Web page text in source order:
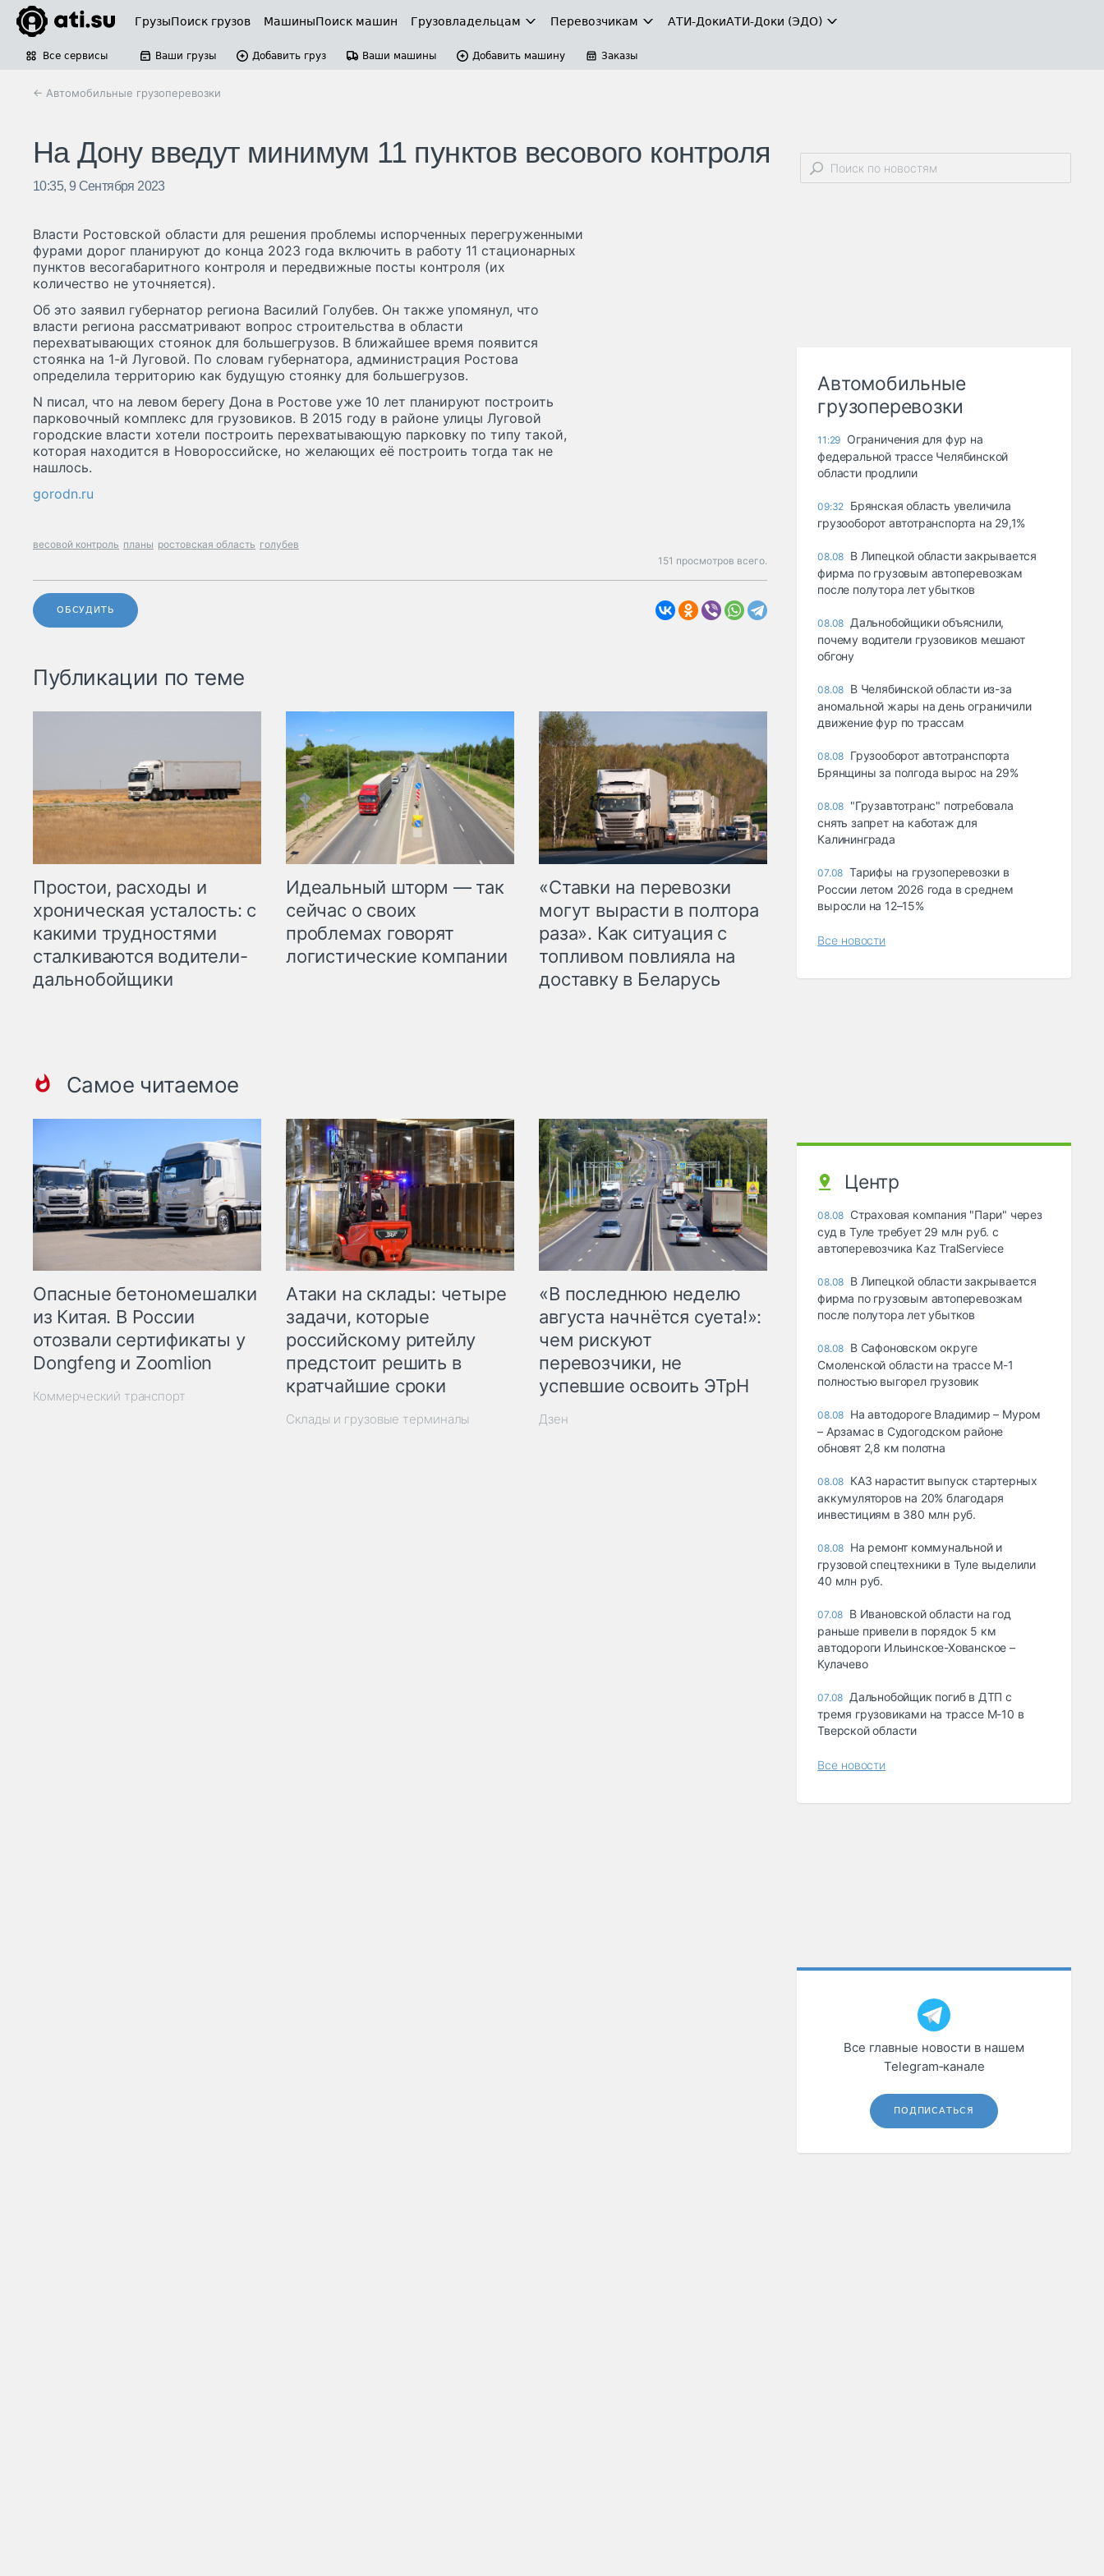
ГрузыПоиск грузов МашиныПоиск машин Грузовладельцам Перевозчикам АТИ-ДокиАТИ-Доки (ЭДО)
Все сервисы Ваши грузы Добавить груз Ваши машины Добавить машину Заказы
← Автомобильные грузоперевозки
На Дону введут минимум 11 пунктов весового контроля
10:35, 9 Сентября 2023
Власти Ростовской области для решения проблемы испорченных перегруженными
фурами дорог планируют до конца 2023 года включить в работу 11 стационарных
пунктов весогабаритного контроля и передвижные посты контроля (их
количество не уточняется).
Об это заявил губернатор региона Василий Голубев. Он также упомянул, что
власти региона рассматривают вопрос строительства в области
перехватывающих стоянок для большегрузов. В ближайшее время появится
стоянка на 1-й Луговой. По словам губернатора, администрация Ростова
определила территорию как будущую стоянку для большегрузов.
N писал, что на левом берегу Дона в Ростове уже 10 лет планируют построить
парковочный комплекс для грузовиков. В 2015 году в районе улицы Луговой
городские власти хотели построить перехватывающую парковку по типу такой,
которая находится в Новороссийске, но желающих её построить тогда так не
нашлось.
gorodn.ru
весовой контроль планы ростовская область голубев
151 просмотров всего.
ОБСУДИТЬ
Публикации по теме
Простои, расходы и
хроническая усталость: с
какими трудностями
сталкиваются водители-
дальнобойщики
Идеальный шторм — так
сейчас о своих
проблемах говорят
логистические компании
«Ставки на перевозки
могут вырасти в полтора
раза». Как ситуация с
топливом повлияла на
доставку в Беларусь
Самое читаемое
Опасные бетономешалки
из Китая. В России
отозвали сертификаты у
Dongfeng и Zoomlion
Коммерческий транспорт
Атаки на склады: четыре
задачи, которые
российскому ритейлу
предстоит решить в
кратчайшие сроки
Склады и грузовые терминалы
«В последнюю неделю
августа начнётся суета!»:
чем рискуют
перевозчики, не
успевшие освоить ЭТрН
Дзен
Автомобильные
грузоперевозки
11:29 Ограничения для фур на
федеральной трассе Челябинской
области продлили
09:32 Брянская область увеличила
грузооборот автотранспорта на 29,1%
08.08 В Липецкой области закрывается
фирма по грузовым автоперевозкам
после полутора лет убытков
08.08 Дальнобойщики объяснили,
почему водители грузовиков мешают
обгону
08.08 В Челябинской области из-за
аномальной жары на день ограничили
движение фур по трассам
08.08 Грузооборот автотранспорта
Брянщины за полгода вырос на 29%
08.08 "Грузавтотранс" потребовала
снять запрет на каботаж для
Калининграда
07.08 Тарифы на грузоперевозки в
России летом 2026 года в среднем
выросли на 12–15%
Все новости
Центр
08.08 Страховая компания "Пари" через
суд в Туле требует 29 млн руб. с
автоперевозчика Kaz TralServiece
08.08 В Липецкой области закрывается
фирма по грузовым автоперевозкам
после полутора лет убытков
08.08 В Сафоновском округе
Смоленской области на трассе М-1
полностью выгорел грузовик
08.08 На автодороге Владимир – Муром
– Арзамас в Судогодском районе
обновят 2,8 км полотна
08.08 КАЗ нарастит выпуск стартерных
аккумуляторов на 20% благодаря
инвестициям в 380 млн руб.
08.08 На ремонт коммунальной и
грузовой спецтехники в Туле выделили
40 млн руб.
07.08 В Ивановской области на год
раньше привели в порядок 5 км
автодороги Ильинское-Хованское –
Кулачево
07.08 Дальнобойщик погиб в ДТП с
тремя грузовиками на трассе М-10 в
Тверской области
Все новости
Все главные новости в нашем
Telegram‑канале
ПОДПИСАТЬСЯ